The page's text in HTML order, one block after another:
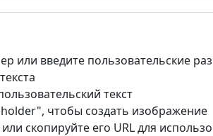
или введите пользовательские
текст
чтобы создать изображение
скопируйте его URL для